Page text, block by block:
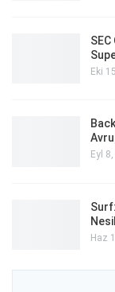
Eki
Eyl
Haz